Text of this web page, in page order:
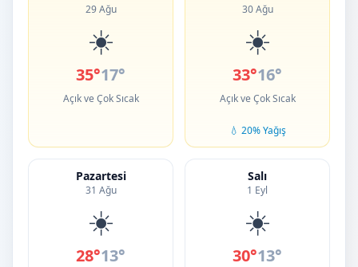
29 Ağu
☀️
35°17°
Açık ve Çok Sıcak
30 Ağu
☀️
33°16°
Açık ve Çok Sıcak
💧 20% Yağış
Pazartesi
31 Ağu
☀️
28°13°
Salı
1 Eyl
☀️
30°13°